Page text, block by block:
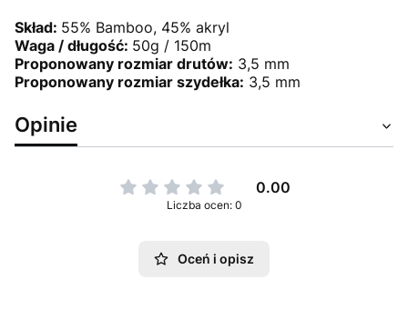
Skład: 55% Bamboo, 45% akryl
Waga / długość: 50g / 150m
Proponowany rozmiar drutów: 3,5 mm
Proponowany rozmiar szydełka: 3,5 mm
Opinie
0.00
Liczba ocen: 0
Oceń i opisz